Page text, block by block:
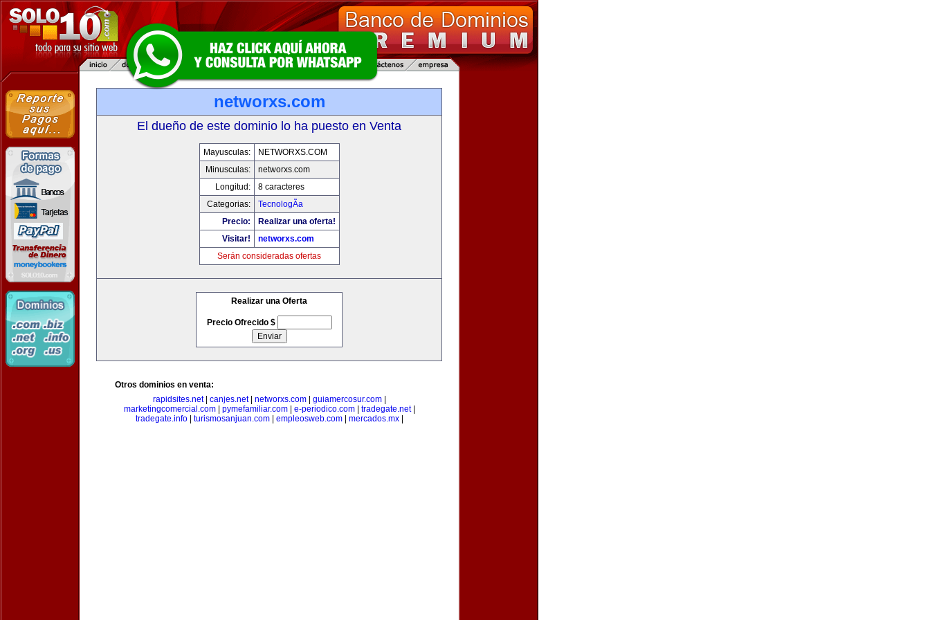
networxs.com
El dueño de este dominio lo ha puesto en Venta
Mayusculas:
NETWORXS.COM
Minusculas:
networxs.com
Longitud:
8 caracteres
Categorias:
TecnologÃ­a
Precio:
Realizar una oferta!
Visitar!
networxs.com
Serán consideradas ofertas
Realizar una Oferta
Precio Ofrecido $
Otros dominios en venta:
rapidsites.net| canjes.net| networxs.com| guiamercosur.com|
marketingcomercial.com| pymefamiliar.com| e-periodico.com| tradegate.net|
tradegate.info| turismosanjuan.com| empleosweb.com| mercados.mx|